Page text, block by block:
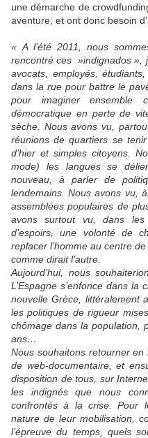
une démarche de
aventure, et ont donc besoin
« A l’été 2011, nous
rencontré ces »indignados »,
avocats, employés,
dans la rue pour battre le
pour imaginer ensemble
démocratique en perte de
sèche. Nous avons vu,
réunions de quartiers se
d’hier et simples citoyens.
mode) les langues se
nouveau, à parler de
lendemains. Nous avons vu,
assemblées populaires de
avons surtout vu, dans
d’espoirs, une volonté de
replacer l’homme au centre de
comme dirait l’autre.
Aujourd’hui, nous
L’Espagne s’enfonce dans
nouvelle Grèce, littéralement
les politiques de rigueur
chômage dans la population,
ans…
Nous souhaitons retourner
de web-documentaire, et
disposition de tous, sur
les indignés que nous
confrontés à la crise. Pour
nature de leur mobilisation,
l’épreuve du temps, quels